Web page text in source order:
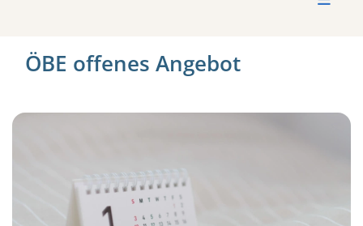
ÖBE offenes Angebot